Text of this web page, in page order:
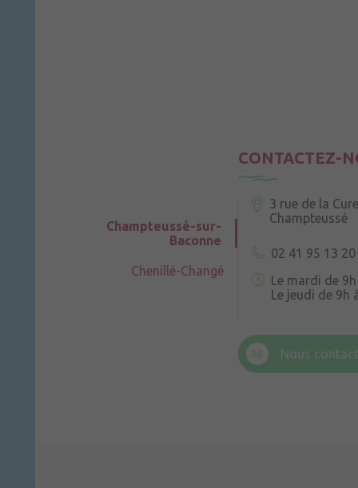
CONTACTEZ-
Champteussé-sur-
Baconne
Chenillé-Changé
3 rue de la Cure
Champteussé
02 41 95 13 20
Le mardi de
Le jeudi de 9h
Nous